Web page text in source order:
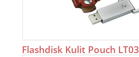
Flashdisk Kulit Pouch LT03